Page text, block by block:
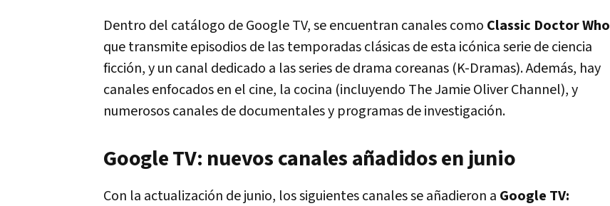
Dentro del catálogo de Google TV, se encuentran canales como Classic Doctor Who
que transmite episodios de las temporadas clásicas de esta icónica serie de ciencia
ficción, y un canal dedicado a las series de drama coreanas (K-Dramas). Además, hay
canales enfocados en el cine, la cocina (incluyendo The Jamie Oliver Channel), y
numerosos canales de documentales y programas de investigación.
Google TV: nuevos canales añadidos en junio
Con la actualización de junio, los siguientes canales se añadieron a Google TV: